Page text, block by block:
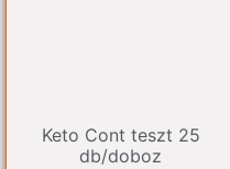
Keto Cont teszt 25
db/doboz